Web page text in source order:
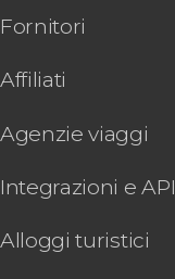
Fornitori
Affiliati
Agenzie viaggi
Integrazioni e API
Alloggi turistici